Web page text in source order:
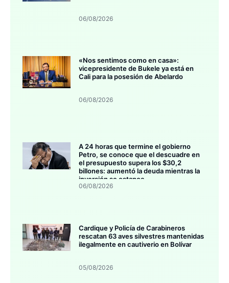
06/08/2026
«Nos sentimos como en casa»:
vicepresidente de Bukele ya está en
Cali para la posesión de Abelardo
06/08/2026
A 24 horas que termine el gobierno
Petro, se conoce que el descuadre en
el presupuesto supera los $30,2
billones: aumentó la deuda mientras la
inversión se estanca
06/08/2026
Cardique y Policía de Carabineros
rescatan 63 aves silvestres mantenidas
ilegalmente en cautiverio en Bolívar
05/08/2026